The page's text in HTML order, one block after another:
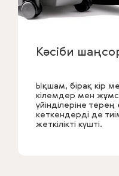
Кәсіби
Ықшам, бірақ кір
кілемдер мен
үйінділеріне терең
кеткендерді де
жеткілікті күшті.